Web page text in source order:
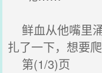
鲜血从他嘴里
扎了一下，想要爬
第(1/3)页